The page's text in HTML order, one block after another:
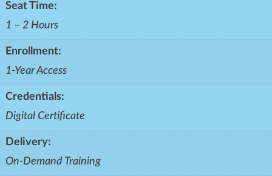
Seat Time:
1 – 2 Hours
Enrollment:
1-Year Access
Credentials:
Digital Certificate
Delivery:
On-Demand Training